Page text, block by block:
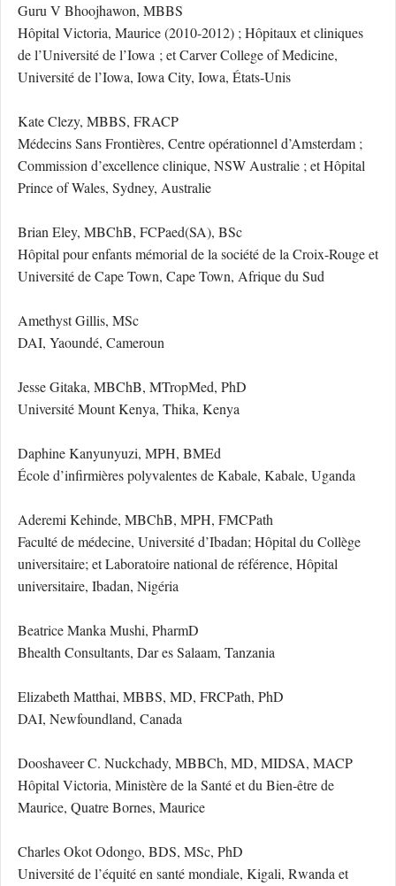
Guru V Bhoojhawon, MBBS
Hôpital Victoria, Maurice (2010-2012) ; Hôpitaux et cliniques
de l’Université de l’Iowa ; et Carver College of Medicine,
Université de l’Iowa, Iowa City, Iowa, États-Unis
Kate Clezy, MBBS, FRACP
Médecins Sans Frontières, Centre opérationnel d’Amsterdam ;
Commission d’excellence clinique, NSW Australie ; et Hôpital
Prince of Wales, Sydney, Australie
Brian Eley, MBChB, FCPaed(SA), BSc
Hôpital pour enfants mémorial de la société de la Croix-Rouge et
Université de Cape Town, Cape Town, Afrique du Sud
Amethyst Gillis, MSc
DAI, Yaoundé, Cameroun
Jesse Gitaka, MBChB, MTropMed, PhD
Université Mount Kenya, Thika, Kenya
Daphine Kanyunyuzi, MPH, BMEd
École d’infirmières polyvalentes de Kabale, Kabale, Uganda
Aderemi Kehinde, MBChB, MPH, FMCPath
Faculté de médecine, Université d’Ibadan; Hôpital du Collège
universitaire; et Laboratoire national de référence, Hôpital
universitaire, Ibadan, Nigéria
Beatrice Manka Mushi, PharmD
Bhealth Consultants, Dar es Salaam, Tanzania
Elizabeth Matthai, MBBS, MD, FRCPath, PhD
DAI, Newfoundland, Canada
Dooshaveer C. Nuckchady, MBBCh, MD, MIDSA, MACP
Hôpital Victoria, Ministère de la Santé et du Bien-être de
Maurice, Quatre Bornes, Maurice
Charles Okot Odongo, BDS, MSc, PhD
Université de l’équité en santé mondiale, Kigali, Rwanda et